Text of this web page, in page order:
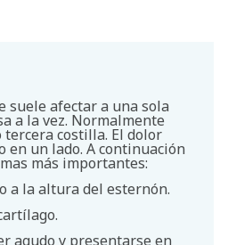
suele afectar a una sola
a la vez. Normalmente
tercera costilla. El dolor
en un lado. A continuación
más importantes:
a la altura del esternón.
agudo y presentarse en